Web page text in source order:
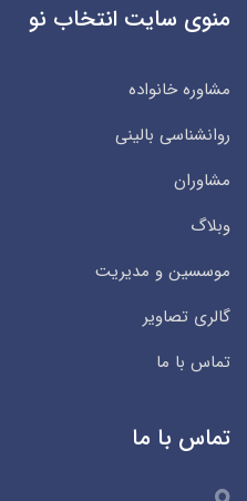
منوی سایت انتخاب نو
مشاوره خانواده
روانشناسی بالینی
مشاوران
وبلاگ
موسسین و مدیریت
گالری تصاویر
تماس با ما
تماس با ما